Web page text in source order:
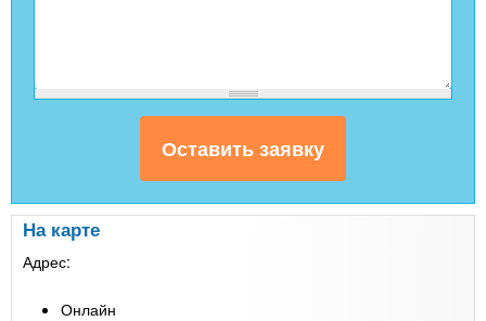
На карте
Адрес:
Онлайн